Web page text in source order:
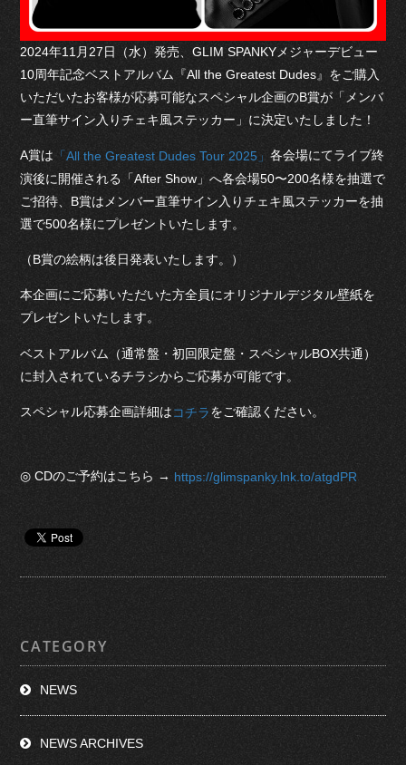
2024年11月27日（水）発売、GLIM SPANKYメジャーデビュー
10周年記念ベストアルバム『All the Greatest Dudes』をご購入
いただいたお客様が応募可能なスペシャル企画のB賞が「メンバ
ー直筆サイン入りチェキ風ステッカー」に決定いたしました！
A賞は 「All the Greatest Dudes Tour 2025」各会場にてライブ終
演後に開催される「After Show」へ各会場50〜200名様を抽選で
ご招待、B賞はメンバー直筆サイン入りチェキ風ステッカーを抽
選で500名様にプレゼントいたします。
（B賞の絵柄は後日発表いたします。）
本企画にご応募いただいた方全員にオリジナルデジタル壁紙を
プレゼントいたします。
ベストアルバム（通常盤・初回限定盤・スペシャルBOX共通）
に封入されているチラシからご応募が可能です。
スペシャル応募企画詳細はコチラをご確認ください。
◎ CDのご予約はこちら → https://glimspanky.lnk.to/atgdPR
CATEGORY
NEWS
NEWS ARCHIVES